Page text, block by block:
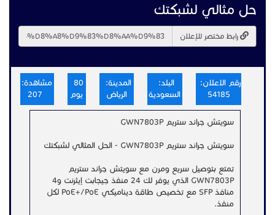
حل مثالي لشبكتك
رابط مختصر للإعلان
رقم الاعلان:
54185
البلد:
السعودية
المدينة:
الرياض
يوم
مشاهدة:
سويتش جراند ستريم GWN7803P
سويتش جراند ستريم GWN7803P - الحل المثالي لشبكتك
تمتع بتوصيل سريع ومرن مع سويتش جراند ستريم
GWN7803P الذي يوفر لك 24 منفذ جيجابت إيثرنت و4
منافذ SFP مع تخصيص طاقة ديناميكي PoE+/PoE لكل
منفذ.